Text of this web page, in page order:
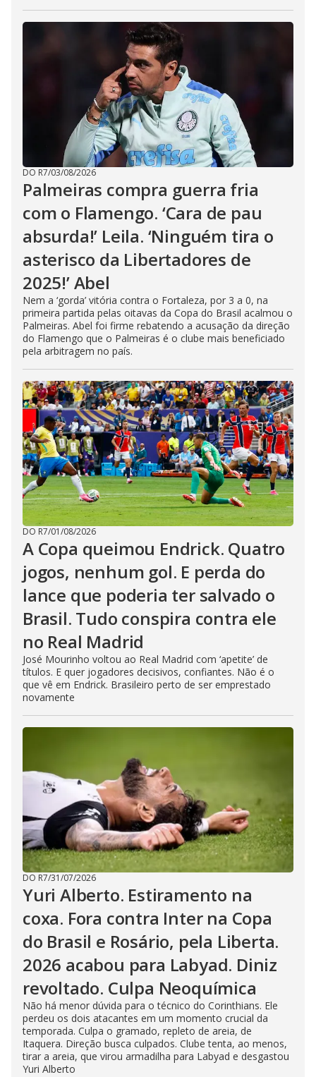
DO R7/03/08/2026
Palmeiras compra guerra fria
com o Flamengo. ‘Cara de pau
absurda!’ Leila. ‘Ninguém tira o
asterisco da Libertadores de
2025!’ Abel
Nem a ‘gorda’ vitória contra o Fortaleza, por 3 a 0, na
primeira partida pelas oitavas da Copa do Brasil acalmou o
Palmeiras. Abel foi firme rebatendo a acusação da direção
do Flamengo que o Palmeiras é o clube mais beneficiado
pela arbitragem no país.
DO R7/01/08/2026
A Copa queimou Endrick. Quatro
jogos, nenhum gol. E perda do
lance que poderia ter salvado o
Brasil. Tudo conspira contra ele
no Real Madrid
José Mourinho voltou ao Real Madrid com ‘apetite’ de
títulos. E quer jogadores decisivos, confiantes. Não é o
que vê em Endrick. Brasileiro perto de ser emprestado
novamente
DO R7/31/07/2026
Yuri Alberto. Estiramento na
coxa. Fora contra Inter na Copa
do Brasil e Rosário, pela Liberta.
2026 acabou para Labyad. Diniz
revoltado. Culpa Neoquímica
Não há menor dúvida para o técnico do Corinthians. Ele
perdeu os dois atacantes em um momento crucial da
temporada. Culpa o gramado, repleto de areia, de
Itaquera. Direção busca culpados. Clube tenta, ao menos,
tirar a areia, que virou armadilha para Labyad e desgastou
Yuri Alberto